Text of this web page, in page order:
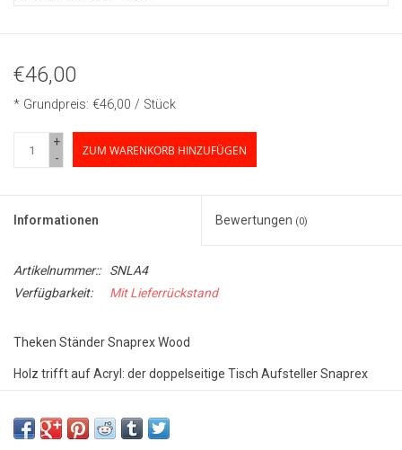
€46,00
* Grundpreis: €46,00 / Stück
+
-
ZUM WARENKORB HINZUFÜGEN
Informationen Bewertungen (0)
Artikelnummer::
SNLA4
Verfügbarkeit:
Mit Lieferrückstand
Theken Ständer Snaprex Wood
Holz trifft auf Acryl: der doppelseitige Tisch Aufsteller Snaprex
klassische info-tasche aus robustem Acryl. hier können
Einzelblätter, die sie einfach am eigenen pc gestalten und